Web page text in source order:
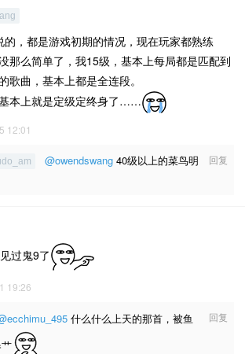
的，都是游戏初期的情况，现在玩家都熟练
那么简单了，我15级，基本上每局都是匹配到
歌曲，基本上都是全连段。
本上就是定级定终身了……
12:01
回复
@owendswang 40级以上的菜鸟明
过鬼9了
19:26
回复
什么什么上天的那首，被鱼